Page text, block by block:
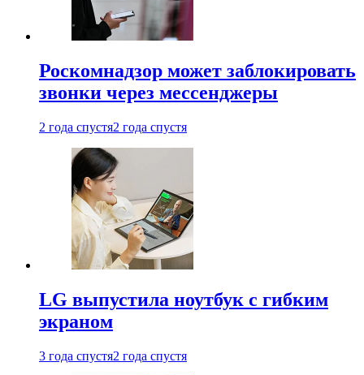
Роскомнадзор может заблокировать
звонки через мессенджеры
2 года спустя2 года спустя
LG выпустила ноутбук с гибким
экраном
3 года спустя2 года спустя